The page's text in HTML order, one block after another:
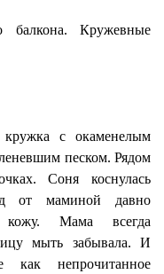
балкона. Кружевные
с окаменелым
песком. Рядом
Соня коснулась
от маминой давно
кожу. Мама всегда
мыть забывала. И
как непрочитанное